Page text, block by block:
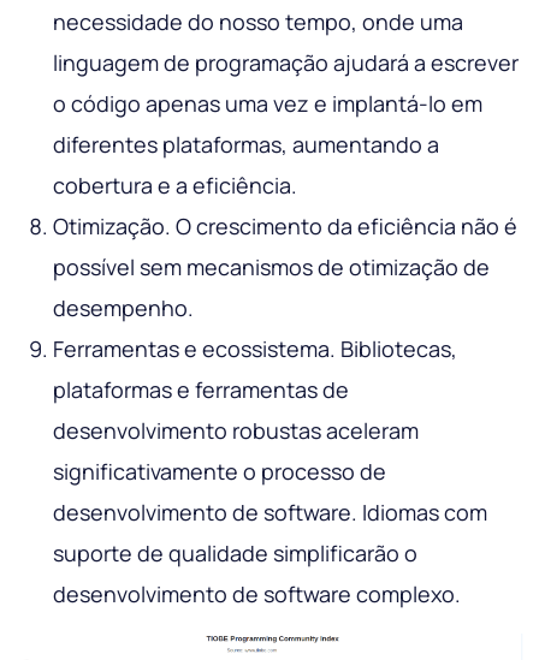
necessidade do nosso tempo, onde uma
linguagem de programação ajudará a escrever
o código apenas uma vez e implantá-lo em
diferentes plataformas, aumentando a
cobertura e a eficiência.
Otimização. O crescimento da eficiência não é
possível sem mecanismos de otimização de
desempenho.
Ferramentas e ecossistema. Bibliotecas,
plataformas e ferramentas de
desenvolvimento robustas aceleram
significativamente o processo de
desenvolvimento de software. Idiomas com
suporte de qualidade simplificarão o
desenvolvimento de software complexo.